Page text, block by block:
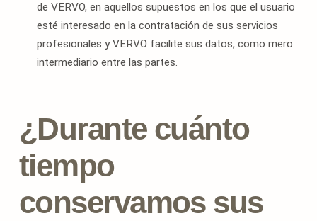
de VERVO, en aquellos supuestos en los que el usuario
esté interesado en la contratación de sus servicios
profesionales y VERVO facilite sus datos, como mero
intermediario entre las partes.
¿Durante cuánto
tiempo
conservamos sus